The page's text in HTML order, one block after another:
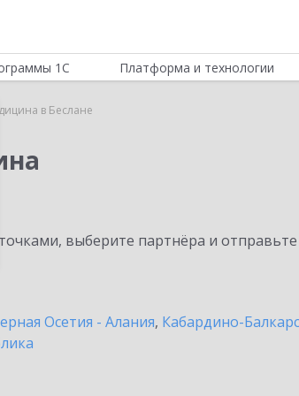
1С Платформа и технологии
в Беслане
выберите партнёра и
Осетия - Алания, Кабардино-